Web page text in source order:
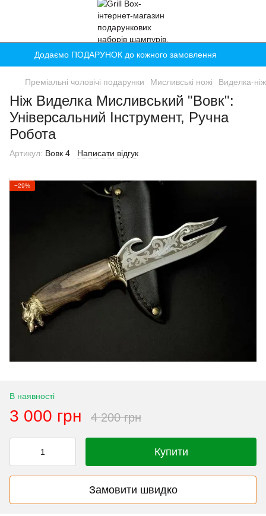
Додаємо ПОДАРУНОК до кожного замовлення
Преміальні чоловічі подарунки Мисливські ножі Виделка-
Ніж Виделка Мисливський "Вовк":
Універсальний Інструмент, Ручна
Робота
Артикул: Вовк 4 Написати відгук
−29%
В наявності
3 000 грн 4 200 грн
Купити
Замовити швидко